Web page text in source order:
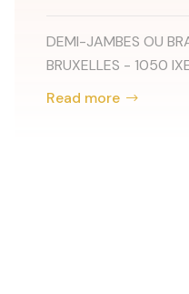
DEMI-JAMBES OU BRAS : 1
BRUXELLES - 1050 IXEL...
Read more